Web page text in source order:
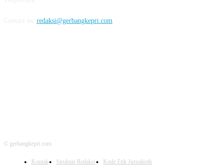
redaksi@gerbangkepri.com
© gerbangkepri.com
Kontak Struktur Redaksi
Kode Etik Jurnalistik